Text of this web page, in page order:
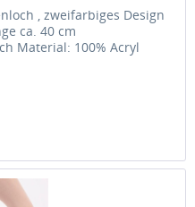
, zweifarbiges Design
ca. 40 cm
Material: 100% Acryl